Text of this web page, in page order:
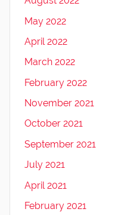
May 2022
April 2022
March 2022
February 2022
November 2021
October 2021
September 2021
July 2021
April 2021
February 2021